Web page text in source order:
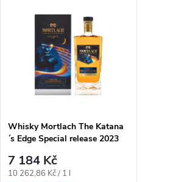
Whisky Mortlach The Katana
´s Edge Special release 2023
7 184 Kč
Měrná
10 262,86 Kč / 1 l